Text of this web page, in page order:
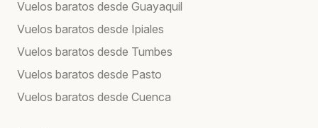
Vuelos baratos desde Guayaquil
Vuelos baratos desde Ipiales
Vuelos baratos desde Tumbes
Vuelos baratos desde Pasto
Vuelos baratos desde Cuenca